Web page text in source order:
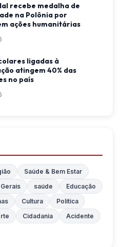
recebe medalha de
na Polônia por
ações humanitárias
ligadas à
atingem 40% das
no país
Saúde & Bem Estar
saúde
Educação
Cultura
Política
Cidadania
Acidente